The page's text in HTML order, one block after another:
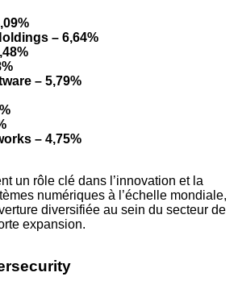
– 6,64%
– 5,79%
– 4,75%
un rôle clé dans l’innovation et la
numériques à l’échelle mondiale,
diversifiée au sein du secteur de
expansion.